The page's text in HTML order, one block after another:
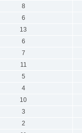
8
6
13
6
7
11
5
4
10
3
2